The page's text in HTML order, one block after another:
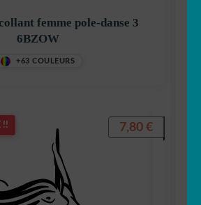
femme pole-danse 3
6BZOW
+63 COULEURS
!! 7,80 €